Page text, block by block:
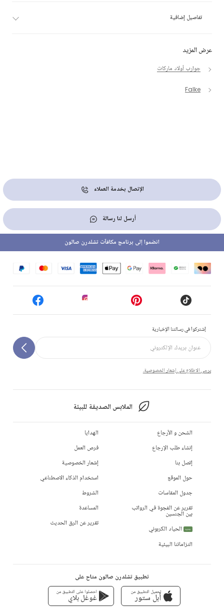
عرض المزيد
جوارب أولاد ماركات
Falke
تفاصيل إضافية
الإتصال بخدمة العملاء
أرسل لنا رسالة
إشتركوا في رسالتنا الإخبارية
يرجى الاطلاع على إشعار الخصوصية.
الملابس الصديقة للبيئة
انضموا إلى برنامج مكافآت تشلدرن صالون
الشحن و الأرجاع
إنشاء طلب الإرجاع
إتصل بنا
حول الموقع
جدول المقاسات
تقرير عن الفجوة في الرواتب
بين الجنسين
جديد
الحياد الكربوني
التزاماتنا البيئية
الهدايا
فرص العمل
إشعار الخصوصية
استخدام الذكاء الاصطناعي
الشروط
المساعدة
تقرير عن الرق الحديث
تطبيق تشلدرن صالون متاح على
تحميل التطبيق من
أبل ستور
احصلوا على التطبيق من
غوغل بلاي